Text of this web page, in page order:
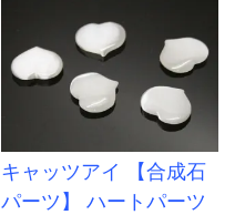
キャッツアイ 【合成石
パーツ】 ハートパーツ